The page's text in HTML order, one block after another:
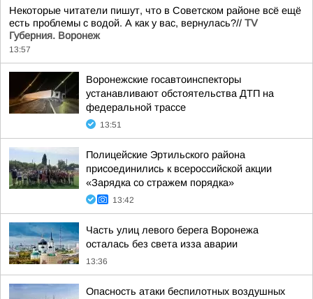
Некоторые читатели пишут, что в Советском районе всё ещё
есть проблемы с водой. А как у вас, вернулась?// TV
Губерния. Воронеж
13:57
Воронежские госавтоинспекторы
устанавливают обстоятельства ДТП на
федеральной трассе
13:51
Полицейские Эртильского района
присоединились к всероссийской акции
«Зарядка со стражем порядка»
13:42
Часть улиц левого берега Воронежа
осталась без света изза аварии
13:36
Опасность атаки беспилотных воздушных